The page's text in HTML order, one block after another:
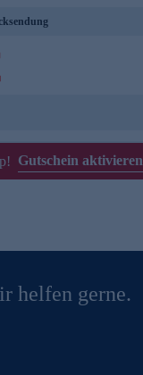
Gutschein aktivieren
helfen gerne.